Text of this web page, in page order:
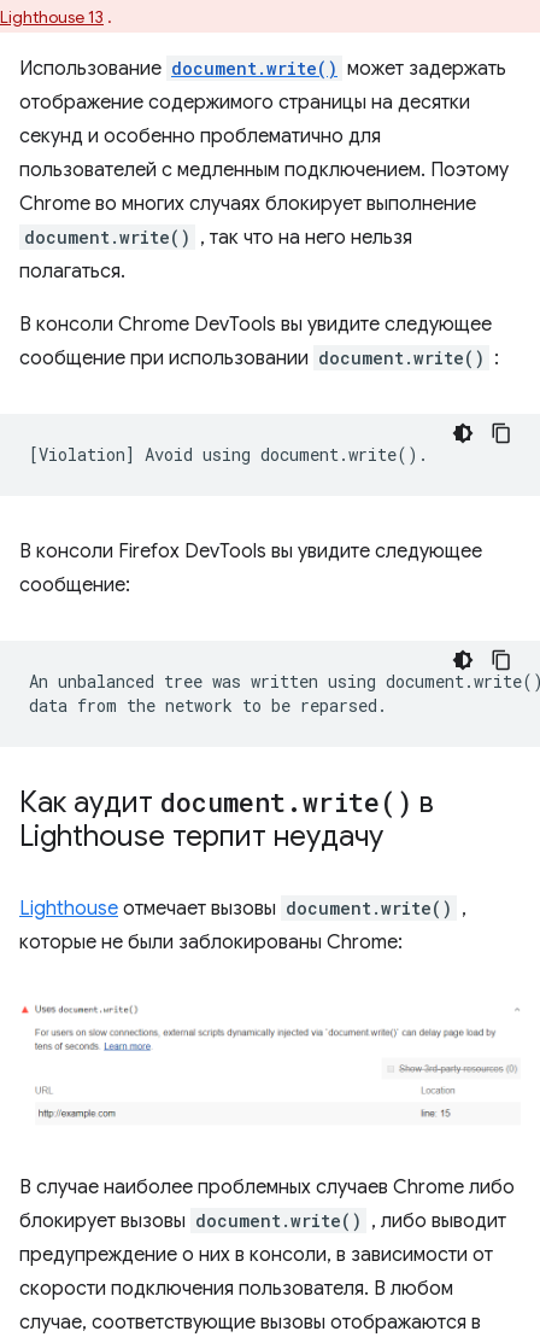
Lighthouse 13 .
Использование document.write() может задержать
отображение содержимого страницы на десятки
секунд и особенно проблематично для
пользователей с медленным подключением. Поэтому
Chrome во многих случаях блокирует выполнение
document.write() , так что на него нельзя
полагаться.
В консоли Chrome DevTools вы увидите следующее
сообщение при использовании document.write() :
В консоли Firefox DevTools вы увидите следующее
сообщение:
An unbalanced tree was written using
Как аудит document .write( ) в
Lighthouse терпит неудачу
Lighthouse отмечает вызовы document.write() ,
которые не были заблокированы Chrome:
В случае наиболее проблемных случаев Chrome либо
блокирует вызовы document.write() , либо выводит
предупреждение о них в консоли, в зависимости от
скорости подключения пользователя. В любом
случае, соответствующие вызовы отображаются в